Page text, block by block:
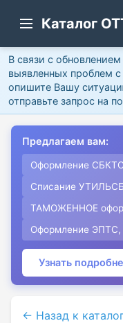
Каталог
В связи с
выявленных проблем
опишите Вашу
отправьте запрос на
Предлагаем вам:
Оформление
Списание
ТАМОЖЕННОЕ
Оформление
Узнать
← Назад к